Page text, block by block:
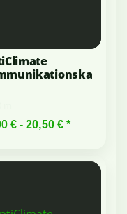
€ -20,50 € *